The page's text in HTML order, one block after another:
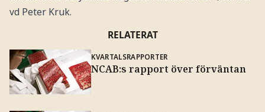
vd Peter Kruk.
RELATERAT
KVARTALSRAPPORTER
NCAB:s rapport över förväntan